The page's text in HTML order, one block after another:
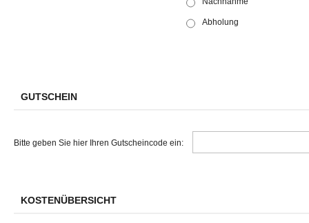
Abholung
GUTSCHEIN
Bitte geben Sie hier Ihren Gutscheincode ein:
KOSTENÜBERSICHT